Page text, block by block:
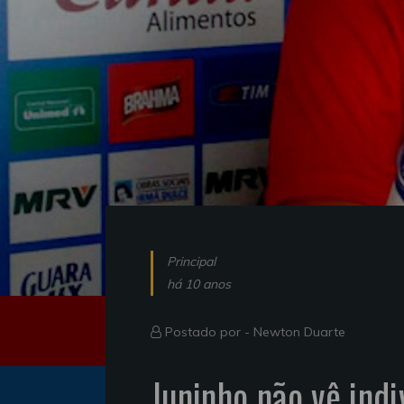
Principal
há 10 anos
Postado por - Newton Duarte